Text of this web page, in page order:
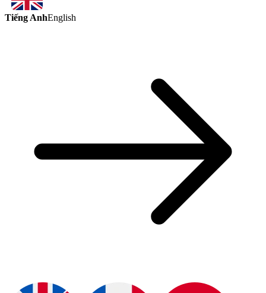
Tiếng AnhEnglish